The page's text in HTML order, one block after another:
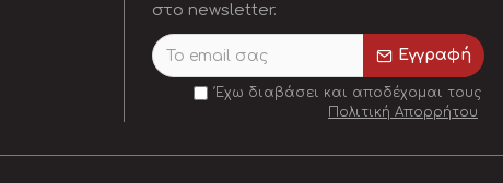
στο newsletter.
Εγγραφή
Έχω διαβάσει και αποδέχομαι τους
Πολιτική Απορρήτου